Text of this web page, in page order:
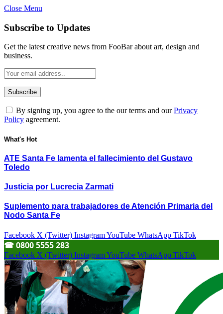
Close Menu
Subscribe to Updates
Get the latest creative news from FooBar about art, design and
business.
By signing up, you agree to the our terms and ourPrivacy
Policy agreement.
What's Hot
ATE Santa Fe lamenta el fallecimiento del Gustavo
Toledo
Justicia por Lucrecia Zarmati
Suplemento para trabajadores de Atención Primaria del
Nodo Santa Fe
Facebook X (Twitter) InstagramYouTube WhatsApp TikTok
☎︎ 0800 5555 283
Facebook X (Twitter) InstagramYouTube WhatsApp TikTok